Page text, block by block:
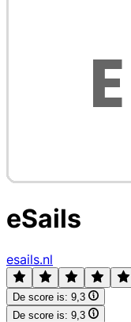
eSails
esails.nl
De score is: 9,3
De score is: 9,3